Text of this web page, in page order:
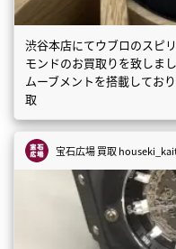
渋谷本店にてウブロのスピ
モンドのお買取りを致しま
ムーブメントを搭載してお
取
宝石広場 買取